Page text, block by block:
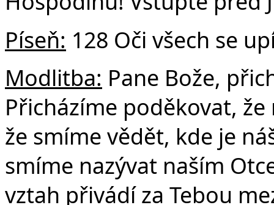
Píseň: 128 Oči všech se
Modlitba: Pane Bože,
Přicházíme poděkovat,
že smíme vědět, kde je
smíme nazývat naším
vztah přivádí za Tebou